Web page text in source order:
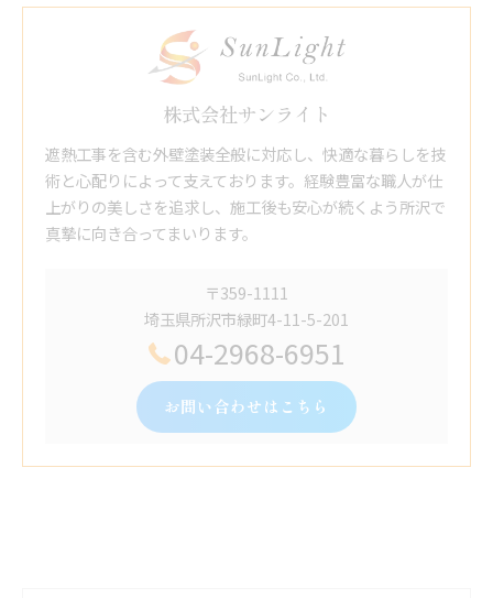
株式会社サンライト
遮熱工事を含む外壁塗装全般に対応し、快適な暮らしを技
術と心配りによって支えております。経験豊富な職人が仕
上がりの美しさを追求し、施工後も安心が続くよう所沢で
真摯に向き合ってまいります。
〒359-1111
埼玉県所沢市緑町4-11-5-201
04-2968-6951
お問い合わせはこちら